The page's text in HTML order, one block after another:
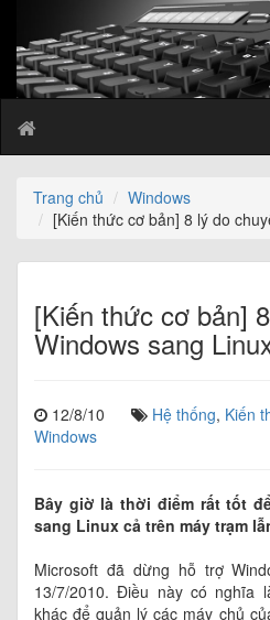
Trang chủ
Windows
[Kiến thức cơ bản] 8 lý do
[Kiến thức cơ bản]
Windows sang
12/8/10 Hệ thống, Kiến
Windows
Bây giờ là thời điểm rất tốt
sang Linux cả trên máy trạm
Microsoft đã dừng hỗ trợ
13/7/2010. Điều này có nghĩa
khác để quản lý các máy chủ